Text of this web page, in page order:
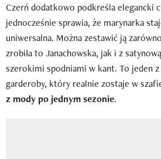
Czerń dodatkowo podkreśla elegancki
jednocześnie sprawia, że marynarka
uniwersalna. Można zestawić ją
zrobiła to Janachowska, jak i z
szerokimi spodniami w kant. To jeden
garderoby, który realnie zostaje w
z mody po jednym sezonie.